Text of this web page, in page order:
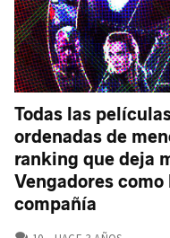
Todas las
ordenadas de
ranking que deja
Vengadores
compañía
COMENTARIOS